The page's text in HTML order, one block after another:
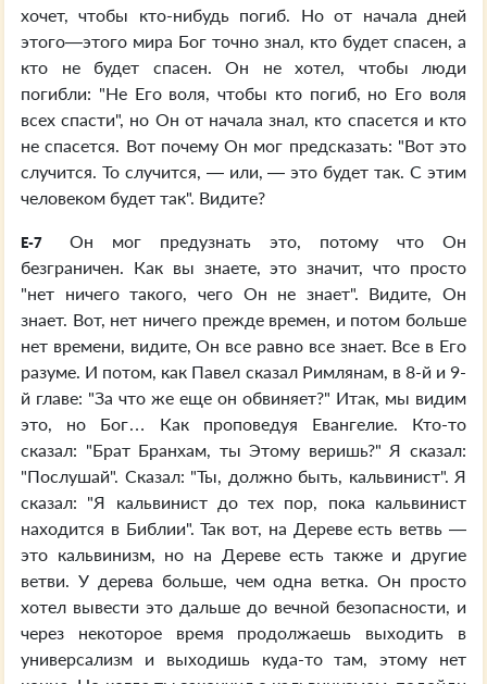
хочет, чтобы кто-нибудь погиб. Но от начала дней
этого—этого мира Бог точно знал, кто будет спасен, а
кто не будет спасен. Он не хотел, чтобы люди
погибли: "Не Его воля, чтобы кто погиб, но Его воля
всех спасти", но Он от начала знал, кто спасется и кто
не спасется. Вот почему Он мог предсказать: "Вот это
случится. То случится, — или, — это будет так. С этим
человеком будет так". Видите?
E-7
Он мог предузнать это, потому что Он
безграничен. Как вы знаете, это значит, что просто
"нет ничего такого, чего Он не знает". Видите, Он
знает. Вот, нет ничего прежде времен, и потом больше
нет времени, видите, Он все равно все знает. Все в Его
разуме. И потом, как Павел сказал Римлянам, в 8-й и 9-
й главе: "За что же еще он обвиняет?" Итак, мы видим
это, но Бог… Как проповедуя Евангелие. Кто-то
сказал: "Брат Бранхам, ты Этому веришь?" Я сказал:
"Послушай". Сказал: "Ты, должно быть, кальвинист". Я
сказал: "Я кальвинист до тех пор, пока кальвинист
находится в Библии". Так вот, на Дереве есть ветвь —
это кальвинизм, но на Дереве есть также и другие
ветви. У дерева больше, чем одна ветка. Он просто
хотел вывести это дальше до вечной безопасности, и
через некоторое время продолжаешь выходить в
универсализм и выходишь куда-то там, этому нет